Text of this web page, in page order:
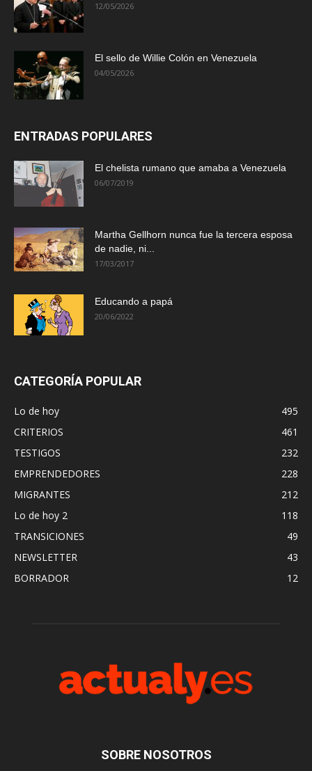
12/05/2026
El sello de Willie Colón en Venezuela
04/05/2026
ENTRADAS POPULARES
El chelista rumano que amaba a Venezuela
06/07/2019
Martha Gellhorn nunca fue la tercera esposa
de nadie, ni...
17/03/2017
Educando a papá
20/06/2022
CATEGORÍA POPULAR
Lo de hoy
495
CRITERIOS
461
TESTIGOS
232
EMPRENDEDORES
228
MIGRANTES
212
Lo de hoy 2
118
TRANSICIONES
49
NEWSLETTER
43
BORRADOR
12
SOBRE NOSOTROS